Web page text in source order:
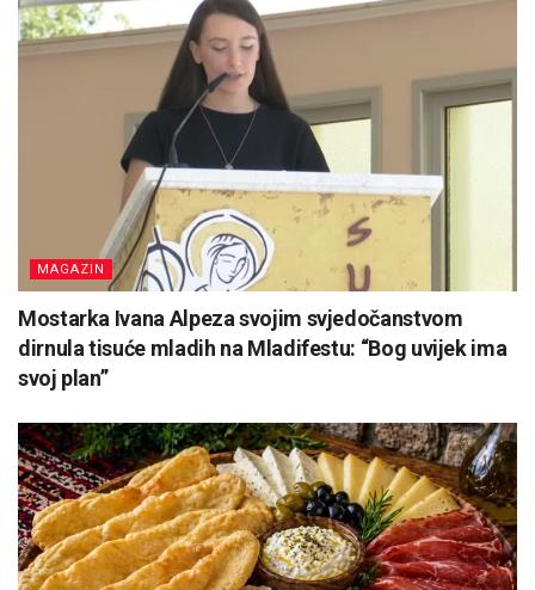
MAGAZIN
Mostarka Ivana Alpeza svojim svjedočanstvom
dirnula tisuće mladih na Mladifestu: “Bog uvijek ima
svoj plan”